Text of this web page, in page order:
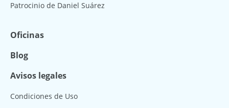
Patrocinio de Daniel Suárez
Oficinas
Blog
Avisos legales
Condiciones de Uso